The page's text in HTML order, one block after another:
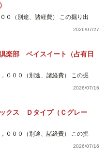
（別途、諸経費） この掘り出
2026/07/27
楽部 ベイスイート（占有日
００（別途、諸経費） この掘
2026/07/16
クス Ｄタイプ（Ｃグレー
００（別途、諸経費） この掘
2026/07/16